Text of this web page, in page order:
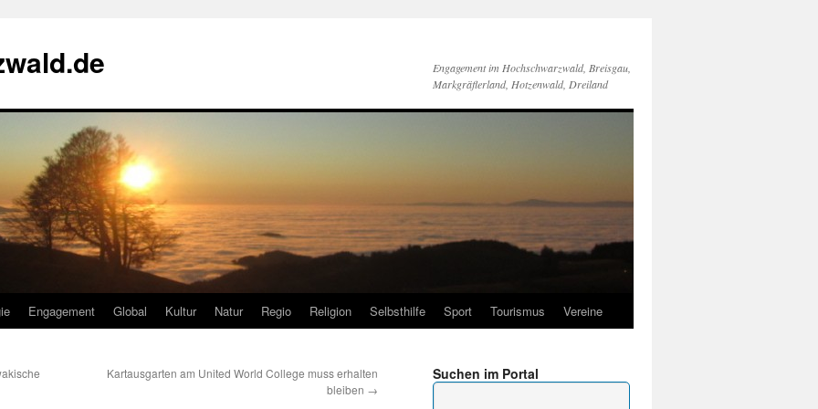
Engagement im Hochschwarzwald, Breisgau,
Markgräflerland, Hotzenwald, Dreiland
Engagement Global Kultur Natur Regio Religion Selbsthilfe Sport Tourismus Vereine
Kartausgarten am United World College muss erhalten
bleiben →
Suchen im Portal